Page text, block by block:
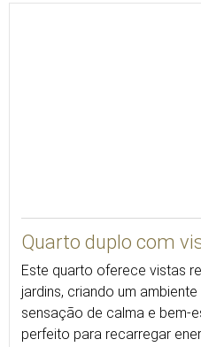
Quarto duplo com
Este quarto oferece vistas
jardins, criando um
sensação de calma e bem-
perfeito para recarregar